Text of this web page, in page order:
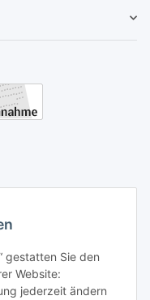
gestatten Sie den
Website:
jederzeit ändern